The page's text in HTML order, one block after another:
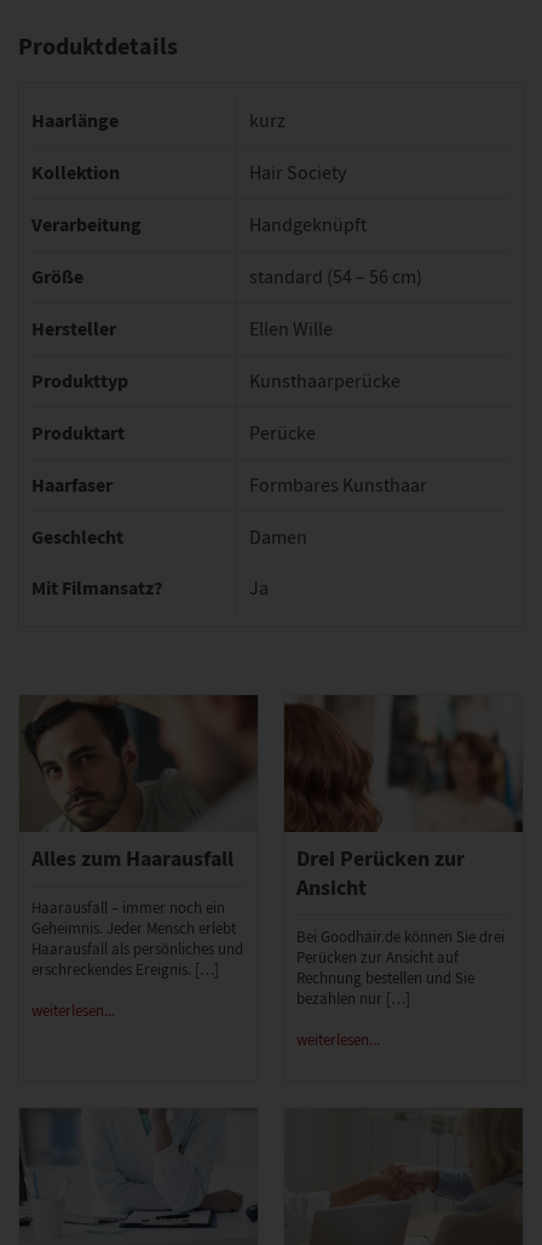
Produktdetails
Haarlänge kurz
Kollektion Hair Society
Verarbeitung Handgeknüpft
Größe standard (54 – 56 cm)
Hersteller Ellen Wille
Produkttyp Kunsthaarperücke
Produktart Perücke
Haarfaser Formbares Kunsthaar
Geschlecht Damen
Mit Filmansatz? Ja
Alles zum Haarausfall
Haarausfall – immer noch ein
Geheimnis. Jeder Mensch erlebt
Haarausfall als persönliches und
erschreckendes Ereignis. […]
weiterlesen...
Drei Perücken zur
Ansicht
Bei Goodhair.de können Sie drei
Perücken zur Ansicht auf
Rechnung bestellen und Sie
bezahlen nur […]
weiterlesen...